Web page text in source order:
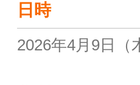
日時
2026年4月9日（